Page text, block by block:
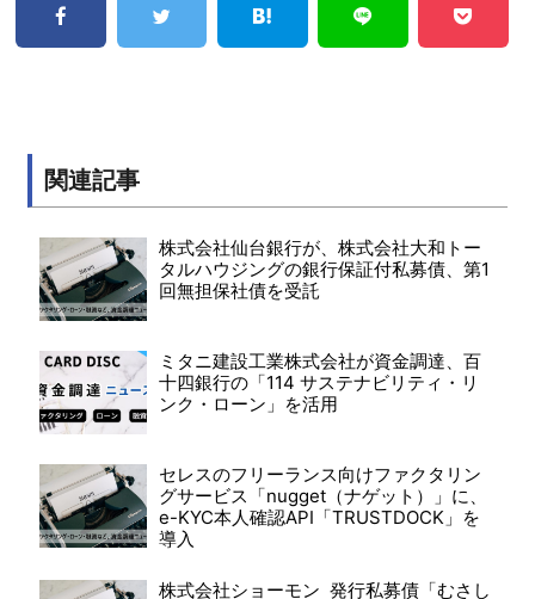
関連記事
株式会社仙台銀行が、株式会社大和トー
タルハウジングの銀行保証付私募債、第1
回無担保社債を受託
ミタニ建設工業株式会社が資金調達、百
十四銀行の「114 サステナビリティ・リ
ンク・ローン」を活用
セレスのフリーランス向けファクタリン
グサービス「nugget（ナゲット）」に、
e-KYC本人確認API「TRUSTDOCK」を
導入
株式会社ショーモン 発行私募債「むさし